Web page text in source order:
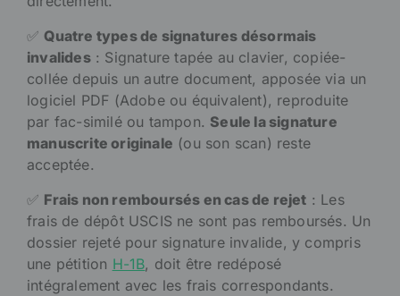
✅Quatre types de signatures désormais
invalides: Signature tapée au clavier, copiée-
collée depuis un autre document, apposée via un
logiciel PDF (Adobe ou équivalent), reproduite
par fac-similé ou tampon. Seule la signature
manuscrite originale (ou son scan) reste
acceptée.
✅ Frais non remboursés en cas de rejet : Les
frais de dépôt USCIS ne sont pas remboursés. Un
dossier rejeté pour signature invalide, y compris
une pétition H-1B, doit être redéposé
intégralement avec les frais correspondants.